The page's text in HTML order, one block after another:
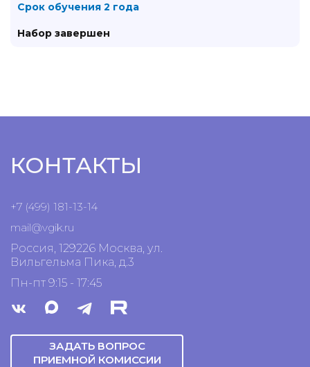
Срок обучения 2 года
Набор завершен
КОНТАКТЫ
+7 (499) 181-13-14
mail@vgik.ru
Россия, 129226 Москва, ул.
Вильгельма Пика, д.3
Пн-пт 9:15 - 17:45
ЗАДАТЬ ВОПРОС
ПРИЕМНОЙ КОМИССИИ